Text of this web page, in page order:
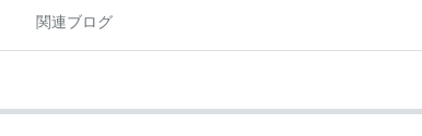
関連ブログ